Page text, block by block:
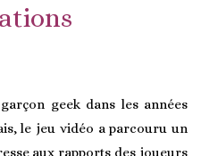
geek dans les années
le jeu vidéo a parcouru un
aux rapports des joueurs